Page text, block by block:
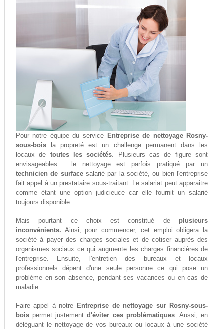
Pour notre équipe du service Entreprise de nettoyage Rosny-
sous-boisla propreté est un challenge permanent dans les
locaux de toutes les sociétés. Plusieurs cas de figure sont
envisageables : le nettoyage est parfois pratiqué par un
technicien de surfacesalarié par la société, ou bien l'entreprise
fait appel à un prestataire sous-traitant. Le salariat peut apparaitre
comme étant une option judicieuce car elle fournit un salarié
toujours disponible.
Mais pourtant ce choix est constitué de plusieurs
inconvénients. Ainsi, pour commencer, cet emploi obligera la
société à payer des charges sociales et de cotiser auprès des
organismes sociaux ce qui augmente les charges financières de
l'entreprise. Ensuite, l'entretien des bureaux et locaux
professionnels dépent d'une seule personne ce qui pose un
problème en son absence, pendant ses vacances ou en cas de
maladie.
Faire appel à notre Entreprise de nettoyage sur Rosny-sous-
boispermet justementd'éviter ces problématiques. Aussi, en
déléguant le nettoyage de vos bureaux ou locaux à une société